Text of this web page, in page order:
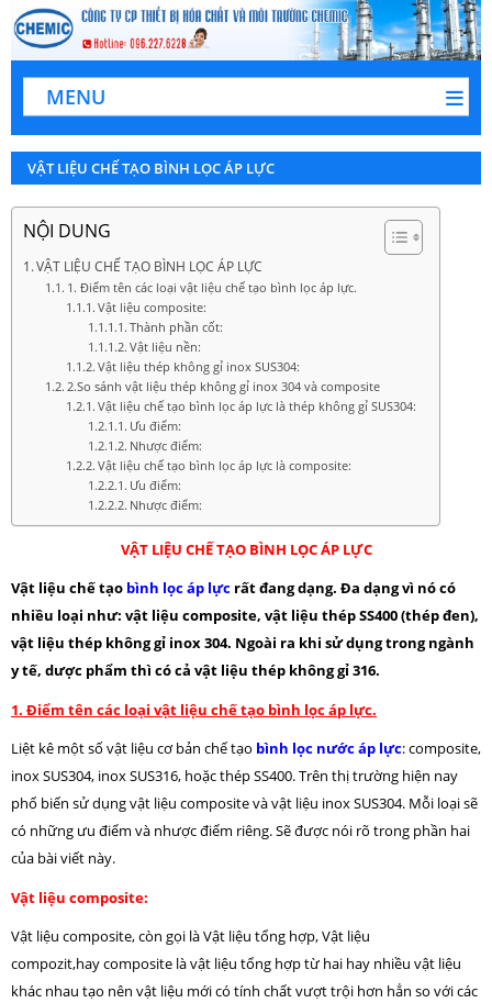
MENU
VẬT LIỆU CHẾ TẠO BÌNH LỌC ÁP LỰC
NỘI DUNG
VẬT LIỆU CHẾ TẠO BÌNH LỌC ÁP LỰC
1. Điểm tên các loại vật liệu chế tạo bình lọc áp lực.
Vật liệu composite:
Thành phần cốt:
Vật liệu nền:
Vật liệu thép không gỉ inox SUS304:
2.So sánh vật liệu thép không gỉ inox 304 và composite
Vật liệu chế tạo bình lọc áp lực là thép không gỉ SUS304:
Ưu điểm:
Nhược điểm:
Vật liệu chế tạo bình lọc áp lực là composite:
Ưu điểm:
Nhược điểm:
VẬT LIỆU CHẾ TẠO BÌNH LỌC ÁP LỰC
Vật liệu chế tạo bình lọc áp lực rất đang dạng. Đa dạng vì nó có
nhiều loại như: vật liệu composite, vật liệu thép SS400 (thép đen),
vật liệu thép không gỉ inox 304. Ngoài ra khi sử dụng trong ngành
y tế, dược phẩm thì có cả vật liệu thép không gỉ 316.
1. Điểm tên các loại vật liệu chế tạo bình lọc áp lực.
Liệt kê một số vật liệu cơ bản chế tạo bình lọc nước áp lực: composite,
inox SUS304, inox SUS316, hoặc thép SS400. Trên thị trường hiện nay
phổ biến sử dụng vật liệu composite và vật liệu inox SUS304. Mỗi loại sẽ
có những ưu điểm và nhược điểm riêng. Sẽ được nói rõ trong phần hai
của bài viết này.
Vật liệu composite:
Vật liệu composite, còn gọi là Vật liệu tổng hợp, Vật liệu
compozit,hay composite là vật liệu tổng hợp từ hai hay nhiều vật liệu
khác nhau tạo nên vật liệu mới có tính chất vượt trội hơn hẳn so với các